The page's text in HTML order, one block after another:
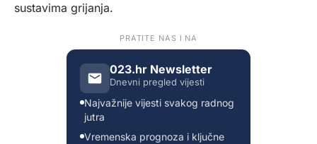
sustavima grijanja.
PRATITE NAS I NA
023.hr Newsletter
Dnevni pregled vijesti
Najvažnije vijesti svakog radnog
jutra
Vremenska prognoza i ključne